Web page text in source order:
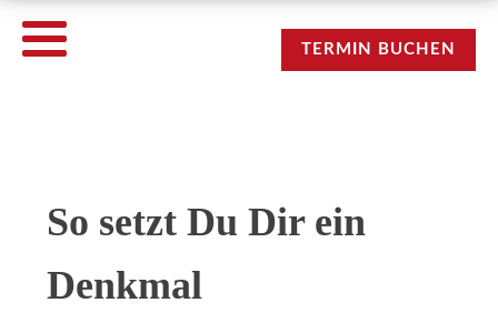
TERMIN BUCHEN
So setzt Du Dir ein
Denkmal